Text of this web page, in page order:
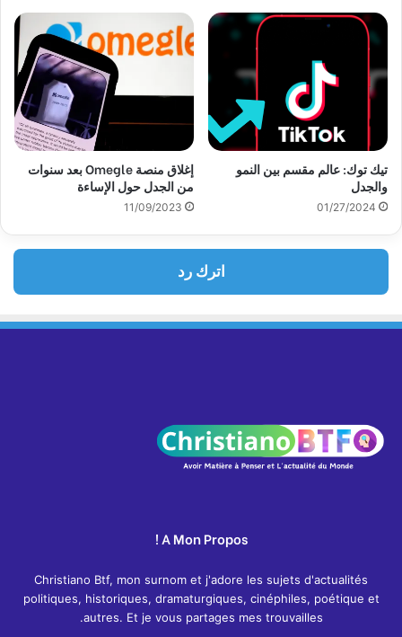
ا
ل
و
ن
ي
تيك توك: عالم مقسم بين النمو
والجدل
01/27/2024
إغلاق منصة Omegle بعد سنوات
من الجدل حول الإساءة
11/09/2023
اترك رد
A Mon Propos !
Christiano Btf, mon surnom et j'adore les sujets d'actualités
politiques, historiques, dramaturgiques, cinéphiles, poétique et
autres. Et je vous partages mes trouvailles.